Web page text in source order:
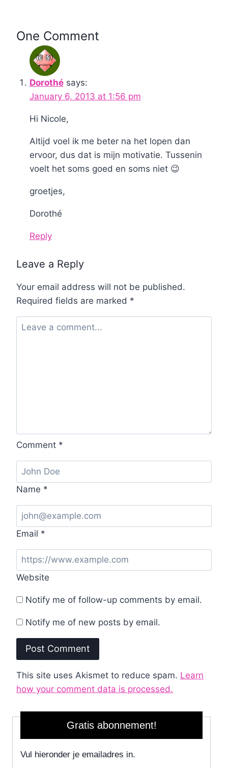
One Comment
Dorothé says:
January 6, 2013 at 1:56 pm
Hi Nicole,
Altijd voel ik me beter na het lopen dan
ervoor, dus dat is mijn motivatie. Tussenin
voelt het soms goed en soms niet 😉
groetjes,
Dorothé
Reply
Leave a Reply
Your email address will not be published.
Required fields are marked *
Comment *
Name *
Email *
Website
Notify me of follow-up comments by email.
Notify me of new posts by email.
This site uses Akismet to reduce spam. Learn
how your comment data is processed.
Gratis abonnement!
Vul hieronder je emailadres in.